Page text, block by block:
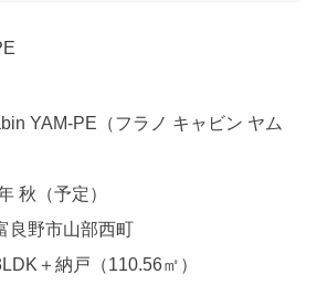
YAM-PE（フラノ キャビン ヤム
秋（予定）
良野市山部西町
＋納戸（110.56㎡）